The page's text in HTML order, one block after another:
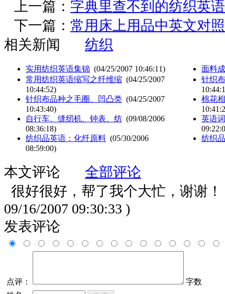
上一篇： 字典里查不到的纺织英
下一篇： 常用床上用品中英文对照
相关新闻
纺织
实用纺织英语集锦 (04/25/2007 10:46:11)
常用纺织英语缩写之纤维缩 (04/25/2007
10:44:52)
针织布品种之毛圈、凹凸类 (04/25/2007
10:43:40)
自行车、缝纫机、钟表、纺 (09/08/2006
08:36:18)
纺织品英语：化纤原料 (05/30/2006
08:59:00)
面料
针织
棉花
英语
纺织
本文评论
全部评论
很好很好，帮了我个大忙，谢谢
09/16/2007 09:30:33 )
发表评论
点评：
字数